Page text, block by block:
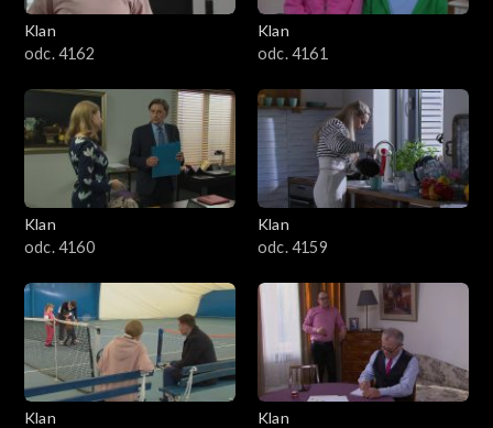
Klan
odc. 4162
Klan
odc. 4161
Klan
odc. 4160
Klan
odc. 4159
Klan
Klan